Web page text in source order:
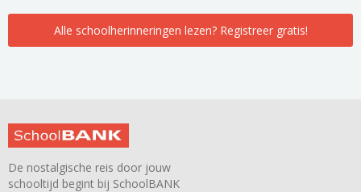
Alle schoolherinneringen lezen? Registreer gratis!
De nostalgische reis door jouw
schooltijd begint bij SchoolBANK